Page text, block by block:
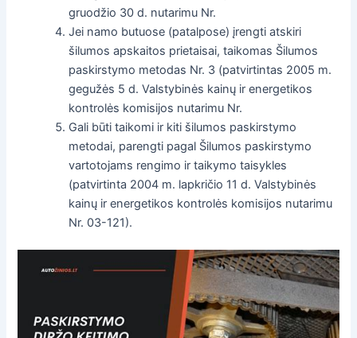
gruodžio 30 d. nutarimu Nr.
Jei namo butuose (patalpose) įrengti atskiri
šilumos apskaitos prietaisai, taikomas Šilumos
paskirstymo metodas Nr. 3 (patvirtintas 2005 m.
gegužės 5 d. Valstybinės kainų ir energetikos
kontrolės komisijos nutarimu Nr.
Gali būti taikomi ir kiti šilumos paskirstymo
metodai, parengti pagal Šilumos paskirstymo
vartotojams rengimo ir taikymo taisykles
(patvirtinta 2004 m. lapkričio 11 d. Valstybinės
kainų ir energetikos kontrolės komisijos nutarimu
Nr. 03-121).